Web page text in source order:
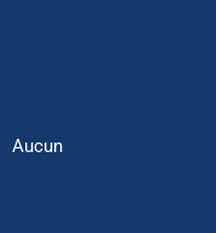
Aucun